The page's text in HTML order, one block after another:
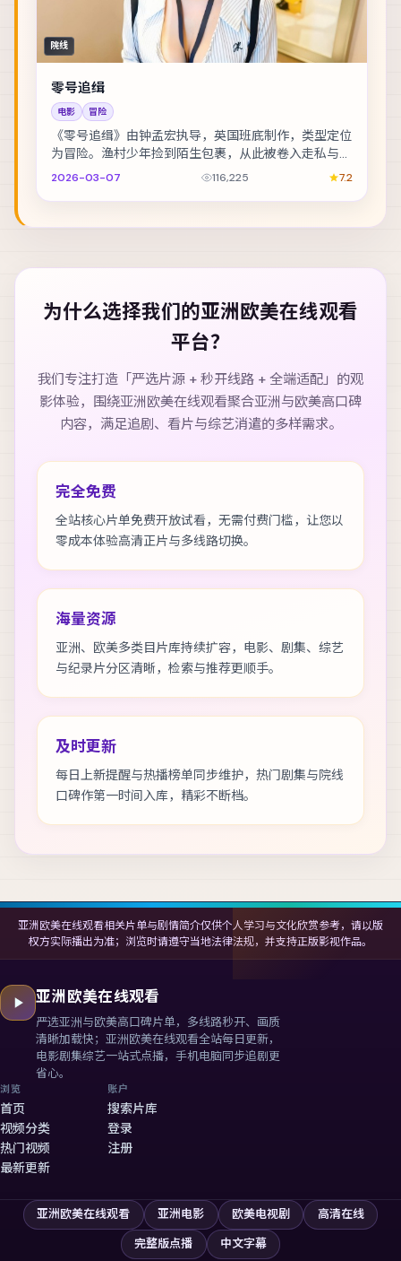
院线
零号追缉
电影 冒险
《零号追缉》由钟孟宏执导，英国班底制作，类型定位
为冒险。渔村少年捡到陌生包裹，从此被卷入走私与反
走私的漩涡。主演包括木村拓哉、李光洁、佛罗伦斯·...
2026-03-07 116,225 7.2
为什么选择我们的亚洲欧美在线观看
平台？
我们专注打造「严选片源 + 秒开线路 + 全端适配」的观
影体验，围绕亚洲欧美在线观看聚合亚洲与欧美高口碑
内容，满足追剧、看片与综艺消遣的多样需求。
完全免费
全站核心片单免费开放试看，无需付费门槛，让您以
零成本体验高清正片与多线路切换。
海量资源
亚洲、欧美多类目片库持续扩容，电影、剧集、综艺
与纪录片分区清晰，检索与推荐更顺手。
及时更新
每日上新提醒与热播榜单同步维护，热门剧集与院线
口碑作第一时间入库，精彩不断档。
亚洲欧美在线观看相关片单与剧情简介仅供个人学习与文化欣赏参考，请以版
权方实际播出为准；浏览时请遵守当地法律法规，并支持正版影视作品。
亚洲欧美在线观看
严选亚洲与欧美高口碑片单，多线路秒开、画质
清晰加载快； 亚洲欧美在线观看全站每日更新，
电影剧集综艺一站式点播，手机电脑同步追剧更
省心。
浏览
首页
视频分类
热门视频
最新更新
账户
搜索片库
登录
注册
亚洲欧美在线观看 亚洲电影 欧美电视剧
高清在线
完整版点播
中文字幕